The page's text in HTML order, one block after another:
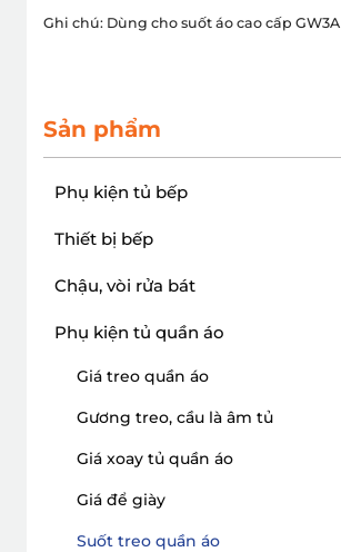
Ghi chú: Dùng cho suốt áo cao cấp GW3A
Sản phẩm
Phụ kiện tủ bếp
Thiết bị bếp
Chậu, vòi rửa bát
Phụ kiện tủ quần áo
Giá treo quần áo
Gương treo, cầu là âm tủ
Giá xoay tủ quần áo
Giá để giày
Suốt treo quần áo